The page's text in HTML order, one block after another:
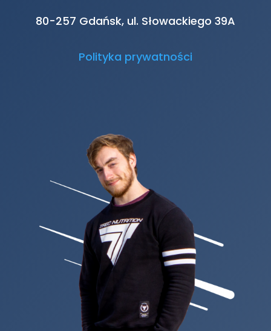
80-257 Gdańsk, ul. Słowackiego 39A
Polityka prywatności